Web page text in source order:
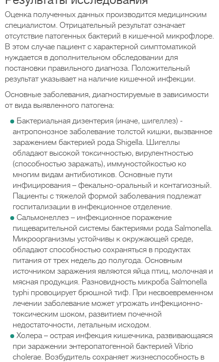
Оценка полученных данных производится медицинским
специалистом. Отрицательный результат означает
отсутствие патогенных бактерий в кишечной микрофлоре.
В этом случае пациент с характерной симптоматикой
нуждается в дополнительном обследовании для
постановки правильного диагноза. Положительный
результат указывает на наличие кишечной инфекции.
Основные заболевания, диагностируемые в зависимости
от вида выявленного патогена:
Бактериальная дизентерия (иначе, шигеллез) -
антропонозное заболевание толстой кишки, вызванное
заражением бактерией рода Shigella. Шигеллы
обладают высокой токсичностью, вирулентностью
(способностью заражать), иммуностойкостью ко
многим видам антибиотиков. Основные пути
инфицирования – фекально-оральный и контагиозный.
Пациенты с тяжелой формой заболевания подлежат
госпитализации в инфекционное отделение.
Сальмонеллез – инфекционное поражение
пищеварительной системы бактериями рода Salmonella.
Микроорганизмы устойчивы к окружающей среде,
обладают способностью сохраняться в продуктах
питания от трех недель до полугода. Основным
источником заражения являются яйца птиц, молочная и
мясная продукция. Разновидность микроба Salmonella
typhi провоцирует брюшной тиф. При несвоевременном
лечении заболевание может угрожать инфекционно-
токсическим шоком, развитием почечной
недостаточности, летальным исходом.
Холера – острая инфекция кишечника, развивающаяся
при заражении энтеропатогенной бактерией Vibrio
cholerae. Возбудитель сохраняет жизнеспособность в